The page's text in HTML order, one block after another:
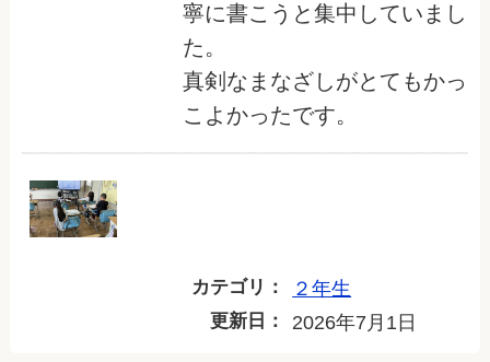
寧に書こうと集中していまし
た。
真剣なまなざしがとてもかっ
こよかったです。
カテゴリ： ２年生
更新日： 2026年7月1日